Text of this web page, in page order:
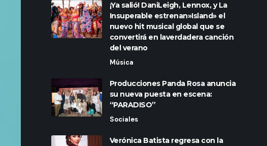
¡Ya salió! DaniLeigh, Lennox, y La
Insuperable estrenan»Island» el
nuevo hit musical global que se
convertirá en laverdadera canción
del verano
Música
Producciones Panda Rosa anuncia
su nueva puesta en escena:
“PARADISO”
Sociales
Verónica Batista regresa con la